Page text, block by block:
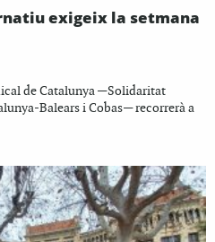
exigeix la setmana
de Catalunya —Solidaritat
Balears i Cobas— recorrerà a